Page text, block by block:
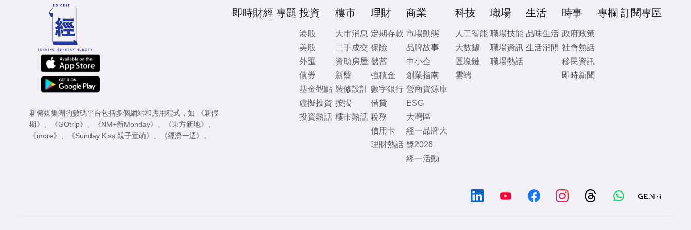
新傳媒集團的數碼平台包括多個網站和應用程式，如
《新假
期》
《GOtrip》 《NM+新Monday》 《東方新地》
《more》
《Sunday Kiss 親子童萌》 《經濟一週》 。
即時財經 專題 投資
港股
美股
外匯
債券
基金觀點
虛擬投資
投資熱話
樓市
大市消息
二手成交
資助房屋
新盤
裝修設計
按揭
樓市熱話
理財
定期存款
保險
儲蓄
強積金
數字銀行
借貸
稅務
信用卡
理財熱話
商業
市場動態
品牌故事
中小企
創業指南
營商資源庫
ESG
大灣區
經一品牌大
獎2026
經一活動
科技
人工智能
大數據
區塊鏈
雲端
職場
職場技能
職場資訊
職場熱話
生活
品味生活
生活消閒
時事
政府政策
社會熱話
移民資訊
即時新聞
專欄 訂閱專區